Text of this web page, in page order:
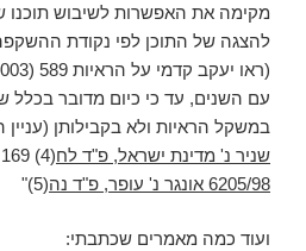
מקימה את האפשרות לשיבוש תוכנו
להצגה של התוכן לפי נקודת
עם השנים, עד כי כיום מדובר
במשקל הראיות ולא בקבילותן (עניין
שניר נ' מדינת ישראל, פ"ד לח(4) 169, 224 (1984);
6205/98 אונגר נ' עופר, פ"ד נה
(5)"
ועוד כמה מאמרים שכתבתי: